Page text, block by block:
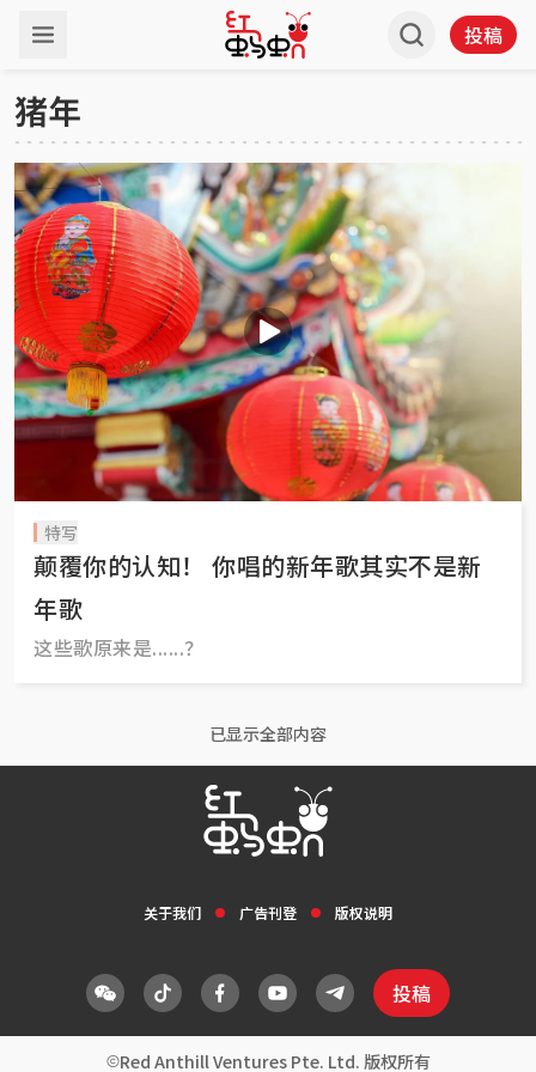
投稿
猪年
特写
颠覆你的认知！ 你唱的新年歌其实不是新
年歌
这些歌原来是......？
已显示全部内容
关于我们 广告刊登 版权说明
投稿
Red Anthill Ventures Pte. Ltd. 版权所有